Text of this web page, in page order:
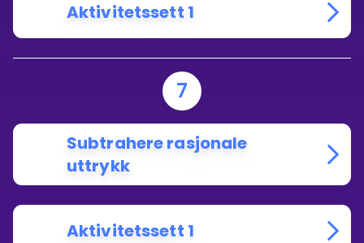
Aktivitetssett 1
7
Subtrahere rasjonale
uttrykk
Aktivitetssett 1